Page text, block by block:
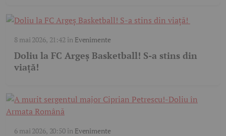
8 mai 2026, 21:42 în Evenimente
Doliu la FC Argeș Basketball! S-a stins din
viață!
6 mai 2026, 20:50în Evenimente